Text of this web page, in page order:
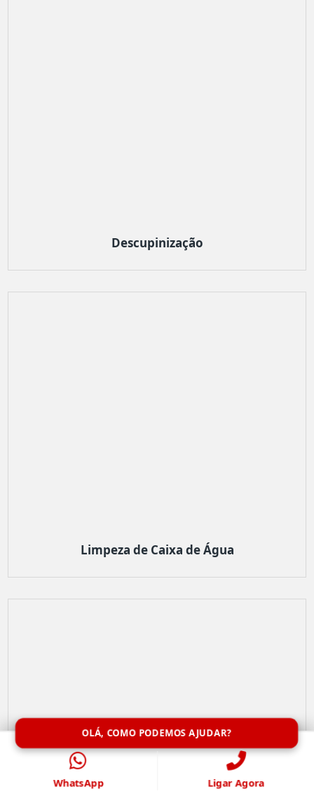
Descupinização
Limpeza de Caixa de Água
OLÁ, COMO PODEMOS AJUDAR?
WhatsApp Ligar Agora